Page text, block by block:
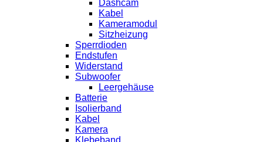
Dashcam
Kabel
Kameramodul
Sitzheizung
Sperrdioden
Endstufen
Widerstand
Subwoofer
Leergehäuse
Batterie
Isolierband
Kabel
Kamera
Klebeband